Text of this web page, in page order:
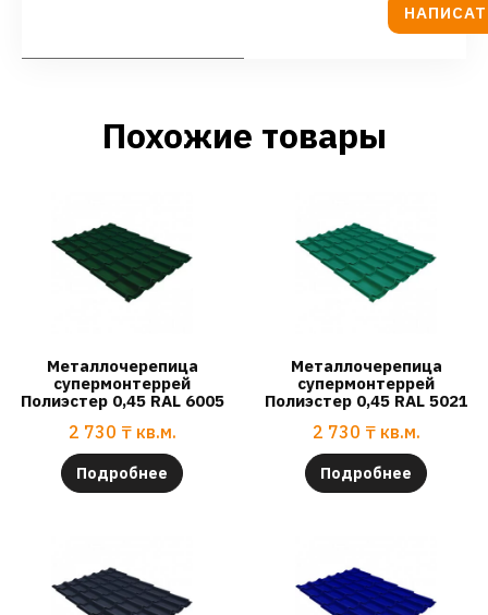
Похожие товары
Металлочерепица
супермонтеррей
Полиэстер 0,45 RAL 6005
2 730 ₸ кв.м.
Подробнее
Металлочерепица
супермонтеррей
Полиэстер 0,45 RAL 5021
2 730 ₸ кв.м.
Подробнее